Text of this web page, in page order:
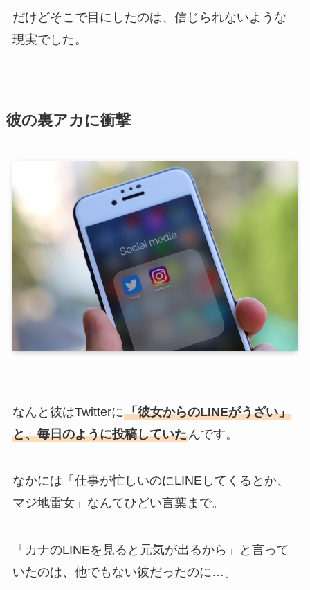
だけどそこで目にしたのは、信じられないような
現実でした。
彼の裏アカに衝撃
なんと彼はTwitterに「彼女からのLINEがうざい」
と、毎日のように投稿していたんです。
なかには「仕事が忙しいのにLINEしてくるとか、
マジ地雷女」なんてひどい言葉まで。
「カナのLINEを見ると元気が出るから」と言って
いたのは、他でもない彼だったのに…。